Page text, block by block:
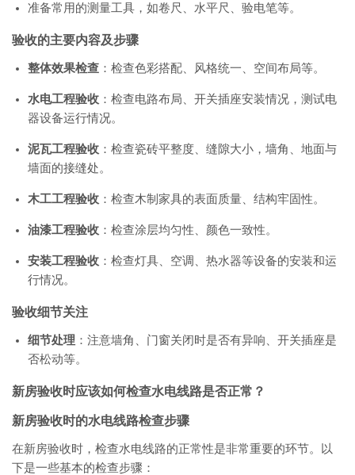
准备常用的测量工具，如卷尺、水平尺、验电笔等。
验收的主要内容及步骤
整体效果检查 ：检查色彩搭配、风格统一、空间布局等。
水电工程验收 ：检查电路布局、开关插座安装情况，测试电
器设备运行情况。
泥瓦工程验收 ：检查瓷砖平整度、缝隙大小，墙角、地面与
墙面的接缝处。
木工工程验收 ：检查木制家具的表面质量、结构牢固性。
油漆工程验收 ：检查涂层均匀性、颜色一致性。
安装工程验收 ：检查灯具、空调、热水器等设备的安装和运
行情况。
验收细节关注
细节处理 ：注意墙角、门窗关闭时是否有异响、开关插座是
否松动等。
新房验收时应该如何检查水电线路是否正常？
新房验收时的水电线路检查步骤
在新房验收时，检查水电线路的正常性是非常重要的环节。以
下是一些基本的检查步骤：